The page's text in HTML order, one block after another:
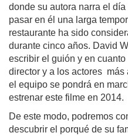
donde su autora narra el
pasar en él una larga
restaurante ha sido
durante cinco años. David
escribir el guión y en cuanto
director y a los actores
el equipo se pondrá en
estrenar este filme en 2014.
De este modo, podremos
descubrir el porqué de su